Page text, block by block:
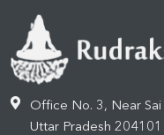
Office No. 3, Near Sai
Uttar Pradesh 204101